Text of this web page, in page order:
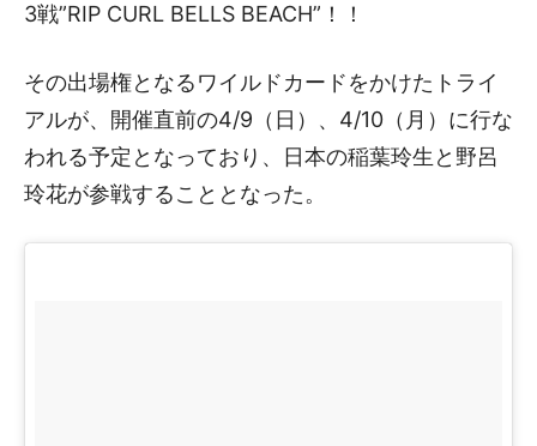
3戦”RIP CURL BELLS BEACH”！！
その出場権となるワイルドカードをかけたトライ
アルが、開催直前の4/9（日）、4/10（月）に行な
われる予定となっており、日本の稲葉玲生と野呂
玲花が参戦することとなった。